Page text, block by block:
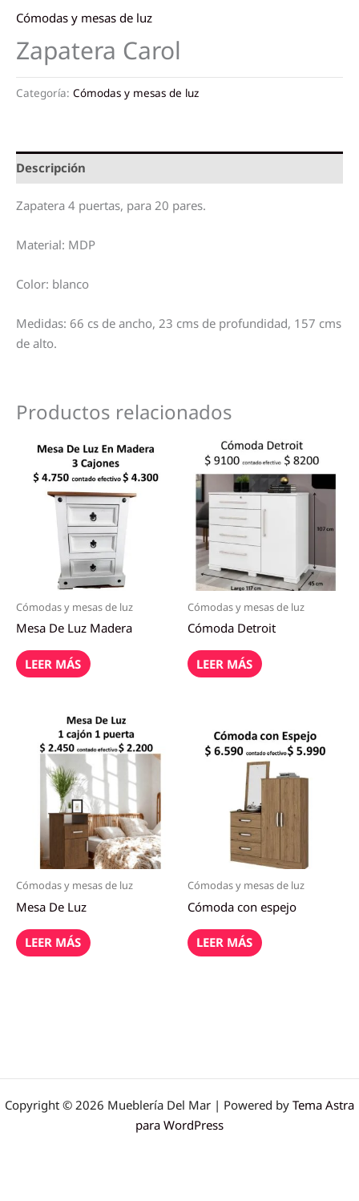
Cómodas y mesas de luz
Zapatera Carol
Categoría: Cómodas y mesas de luz
Descripción
Zapatera 4 puertas, para 20 pares.
Material: MDP
Color: blanco
Medidas: 66 cs de ancho, 23 cms de profundidad, 157 cms
de alto.
Productos relacionados
Cómodas y mesas de luz
Mesa De Luz Madera
LEER MÁS
Cómodas y mesas de luz
Cómoda Detroit
LEER MÁS
Cómodas y mesas de luz
Mesa De Luz
LEER MÁS
Cómodas y mesas de luz
Cómoda con espejo
LEER MÁS
Copyright © 2026 Mueblería Del Mar | Powered by Tema Astra
para WordPress